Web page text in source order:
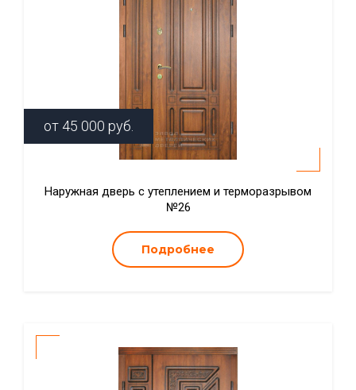
от 45 000 руб.
Наружная дверь с утеплением и терморазрывом
№26
Подробнее